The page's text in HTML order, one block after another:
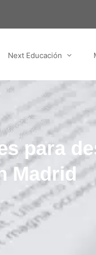
Next Educación
para
Madrid